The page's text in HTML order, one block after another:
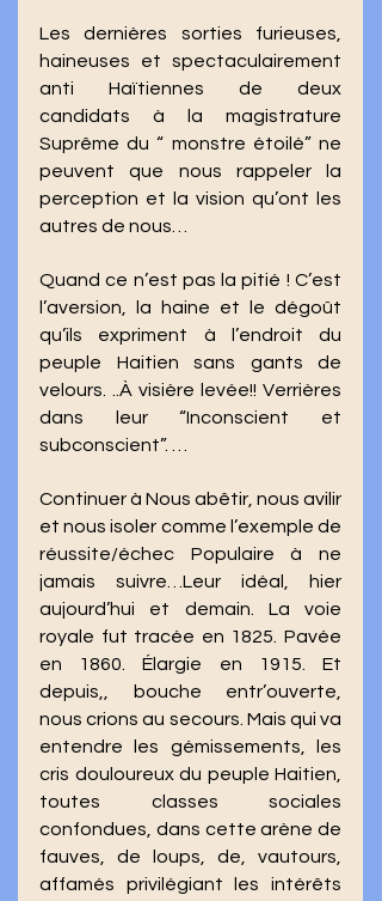
Les dernières sorties furieuses,
haineuses et spectaculairement
anti Haïtiennes de deux
candidats à la magistrature
Suprême du “ monstre étoilé” ne
peuvent que nous rappeler la
perception et la vision qu’ont les
autres de nous…
Quand ce n’est pas la pitié ! C’est
l’aversion, la haine et le dégoût
qu’ils expriment à l’endroit du
peuple Haitien sans gants de
velours. ..À visière levée!! Verrières
dans leur “Inconscient et
subconscient”. …
Continuer à Nous abêtir, nous avilir
et nous isoler comme l’exemple de
réussite/échec Populaire à ne
jamais suivre…Leur idéal, hier
aujourd’hui et demain. La voie
royale fut tracée en 1825. Pavée
en 1860. Élargie en 1915. Et
depuis,, bouche entr’ouverte,
nous crions au secours. Mais qui va
entendre les gémissements, les
cris douloureux du peuple Haitien,
toutes classes sociales
confondues, dans cette arène de
fauves, de loups, de, vautours,
affamés privilégiant les intérêts